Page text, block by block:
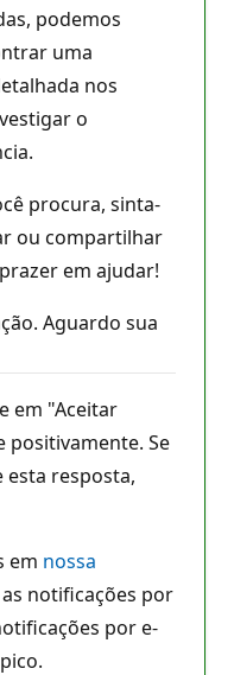
podemos
uma
nos
o
procura, sinta-
ou compartilhar
em ajudar!
Aguardo sua
em "Aceitar
positivamente. Se
resposta,
em nossa
notificações por
por e-